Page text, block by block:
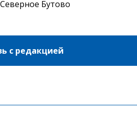
Бутово
с редакцией